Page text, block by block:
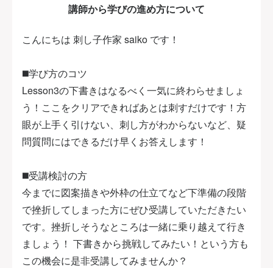
講師から学びの進め方について
こんにちは 刺し子作家 saiko です！
◼️学び方のコツ
Lesson3の下書きはなるべく一気に終わらせましょ
う！ここをクリアできればあとは刺すだけです！方
眼が上手く引けない、刺し方がわからないなど、疑
問質問にはできるだけ早くお答えします！
◼️受講検討の方
今までに図案描きや外枠の仕立てなど下準備の段階
で挫折してしまった方にぜひ受講していただきたい
です。挫折しそうなところは一緒に乗り越えて行き
ましょう！ 下書きから挑戦してみたい！という方も
この機会に是非受講してみませんか？